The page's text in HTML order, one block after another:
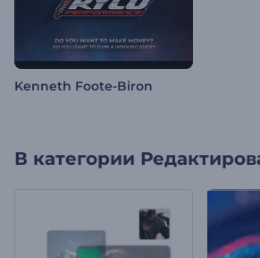
Kenneth Foote-Biron
В категории